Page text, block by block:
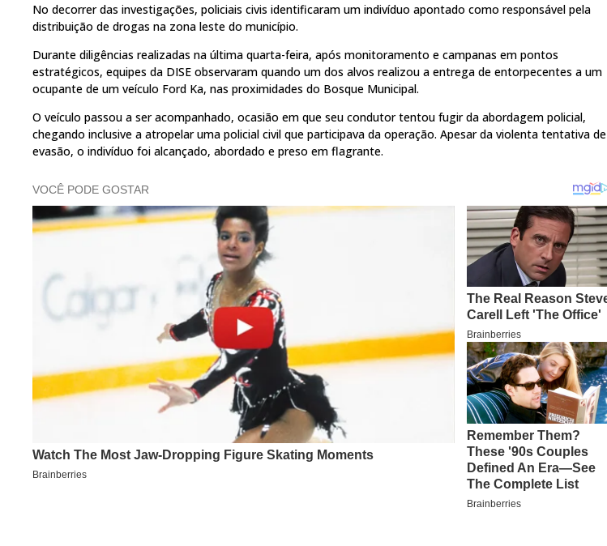
No decorrer das investigações, policiais civis identificaram um indivíduo apontado como responsável pela
distribuição de drogas na zona leste do município.
Durante diligências realizadas na última quarta-feira, após monitoramento e campanas em pontos
estratégicos, equipes da DISE observaram quando um dos alvos realizou a entrega de entorpecentes a um
ocupante de um veículo Ford Ka, nas proximidades do Bosque Municipal.
O veículo passou a ser acompanhado, ocasião em que seu condutor tentou fugir da abordagem policial,
chegando inclusive a atropelar uma policial civil que participava da operação. Apesar da violenta tentativa de
evasão, o indivíduo foi alcançado, abordado e preso em flagrante.